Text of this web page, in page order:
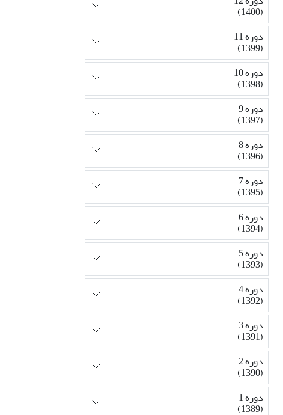
(1400)
دوره 11
(1399)
دوره 10
(1398)
دوره 9
(1397)
دوره 8
(1396)
دوره 7
(1395)
دوره 6
(1394)
دوره 5
(1393)
دوره 4
(1392)
دوره 3
(1391)
دوره 2
(1390)
دوره 1
(1389)